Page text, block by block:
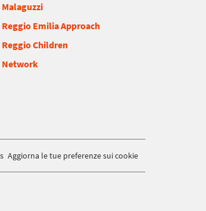
Malaguzzi
Reggio Emilia Approach
Reggio Children
Network
Aggiorna le tue preferenze sui cookie